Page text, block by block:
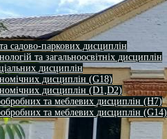
садово-паркових дисциплін
та загальноосвітніх дисциплін
дисциплін
дисциплін (G18)
дисциплін (D1,D2)
та меблевих дисциплін (H7)
та меблевих дисциплін (G14)